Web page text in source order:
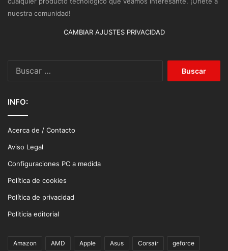
nuestra comunidad!
CAMBIAR AJUSTES PRIVACIDAD
INFO:
Acerca de / Contacto
Aviso Legal
Configuraciones PC a medida
Política de cookies
Política de privacidad
Politicia editorial
Amazon AMD Apple Asus Corsair geforce